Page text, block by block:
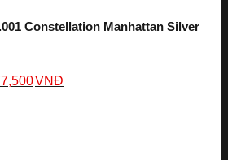
Constellation Manhattan Silver
VNĐ